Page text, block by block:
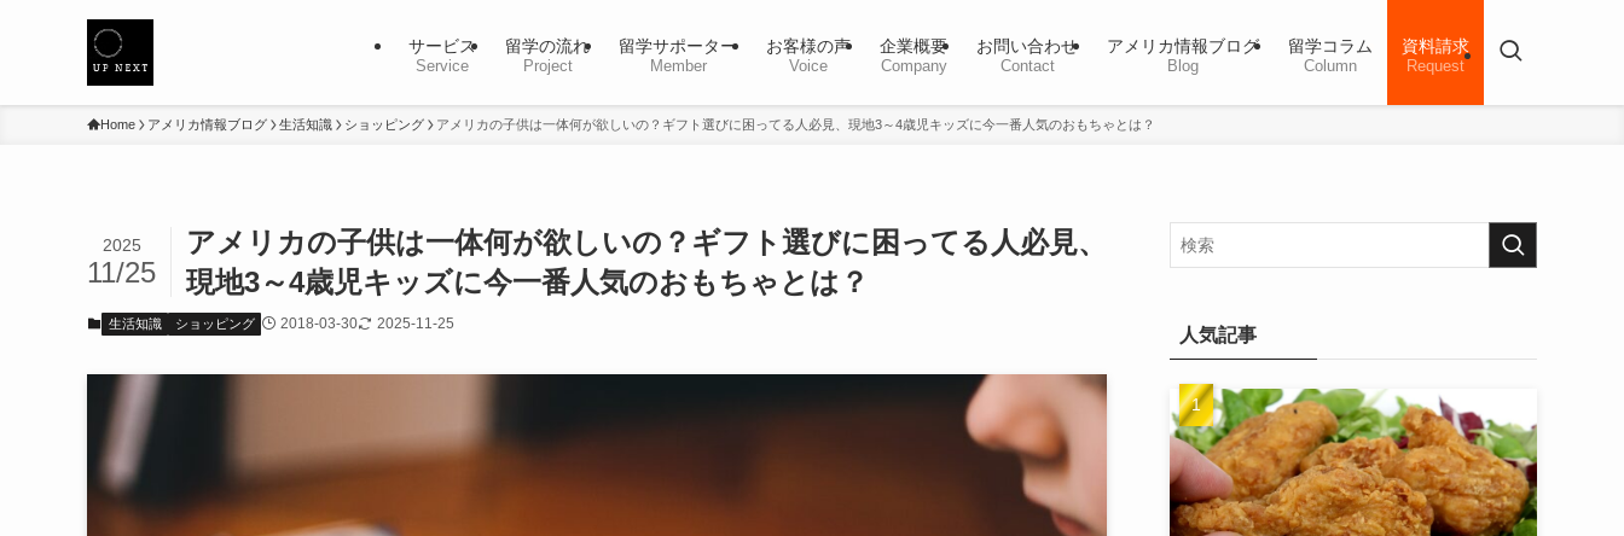
サービス
Service
留学の流れ
Project
留学サポーター
Member
お客様の声
Voice
企業概要
Company
お問い合わせ
Contact
アメリカ情報ブログ
Blog
留学コラム
Column
資料請求
Request
Home アメリカ情報ブログ 生活知識 ショッピング アメリカの子供は一体何が欲しいの？ギフト選びに困ってる人必見、現地3～4歳児キッズに今一番人気のおもちゃとは？
アメリカの子供は一体何が欲しいの？ギフト選びに困ってる人必見、
現地3～4歳児キッズに今一番人気のおもちゃとは？
2025
11/25
生活知識 ショッピング 2018-03-30 2025-11-25
人気記事